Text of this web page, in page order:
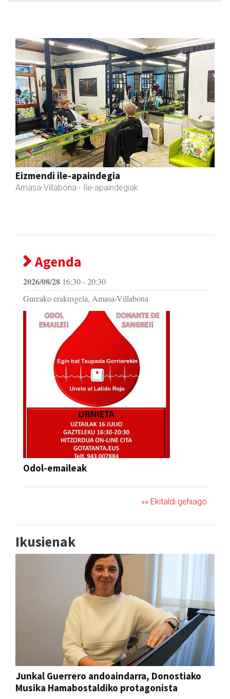
Amasa kafetegia
Amasa-Villabona - Gozotegiak
Previous Next
Agenda
2026/08/28 16:30 - 20:30
Gureako erakusgela, Amasa-Villabona
Odol-emaileak
»» Ekitaldi gehiago
Ikusienak
Junkal Guerrero andoaindarra, Donostiako
Musika Hamabostaldiko protagonista